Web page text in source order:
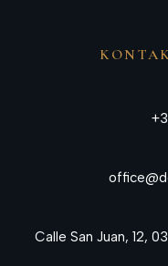
Calle San Juan, 12,